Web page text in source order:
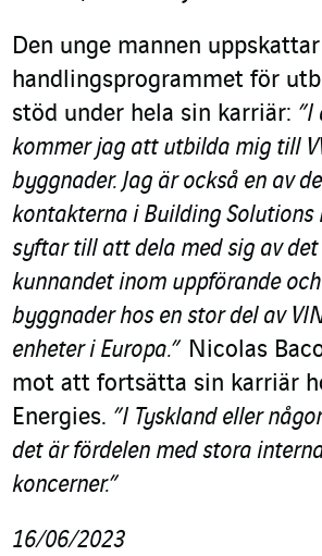
Den unge mannen
handlingsprogrammet för
stöd under hela sin karriär: ”I
kommer jag att utbilda mig till
byggnader. Jag är också en av
kontakterna i Building Solutions
syftar till att dela med sig av
kunnandet inom uppförande
byggnader hos en stor del av
enheter i Europa.” Nicolas
mot att fortsätta sin karriär
Energies. ”I Tyskland eller
det är fördelen med stora
koncerner.”
16/06/2023